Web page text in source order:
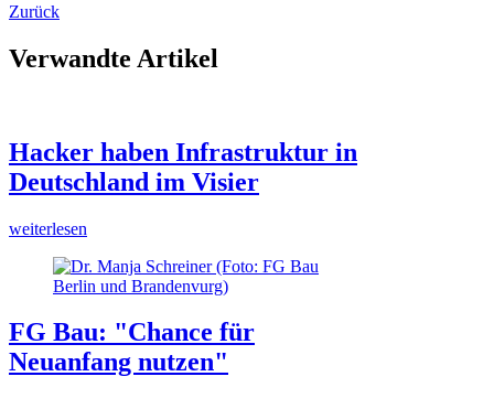
Zurück
Verwandte Artikel
Hacker haben Infrastruktur in
Deutschland im Visier
weiterlesen
FG Bau: "Chance für
Neuanfang nutzen"